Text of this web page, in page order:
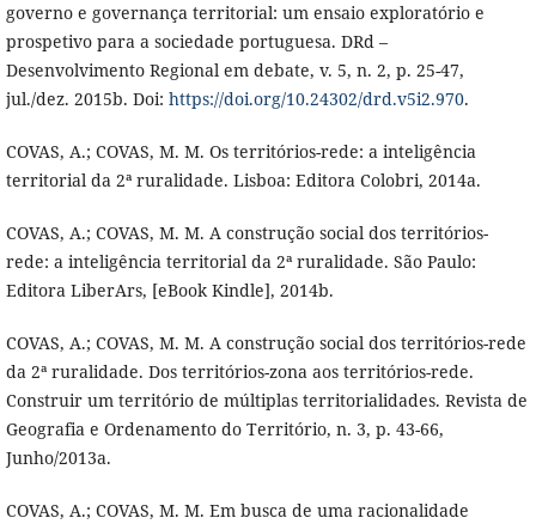
governo e governança territorial: um ensaio exploratório e
prospetivo para a sociedade portuguesa. DRd –
Desenvolvimento Regional em debate, v. 5, n. 2, p. 25-47,
jul./dez. 2015b. Doi: https://doi.org/10.24302/drd.v5i2.970.
COVAS, A.; COVAS, M. M. Os territórios-rede: a inteligência
territorial da 2ª ruralidade. Lisboa: Editora Colobri, 2014a.
COVAS, A.; COVAS, M. M. A construção social dos territórios-
rede: a inteligência territorial da 2ª ruralidade. São Paulo:
Editora LiberArs, [eBook Kindle], 2014b.
COVAS, A.; COVAS, M. M. A construção social dos territórios-rede
da 2ª ruralidade. Dos territórios-zona aos territórios-rede.
Construir um território de múltiplas territorialidades. Revista de
Geografia e Ordenamento do Território, n. 3, p. 43-66,
Junho/2013a.
COVAS, A.; COVAS, M. M. Em busca de uma racionalidade